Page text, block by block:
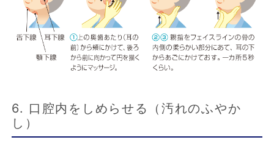
6. 口腔内をしめらせる（汚れのふやか
し）